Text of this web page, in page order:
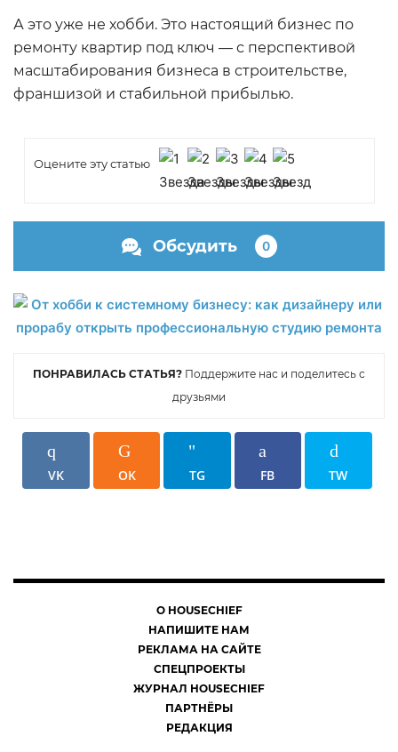
А это уже не хобби. Это настоящий бизнес по
ремонту квартир под ключ — с перспективой
масштабирования бизнеса в строительстве,
франшизой и стабильной прибылью.
Оцените эту статью
Обсудить 0
ПОНРАВИЛАСЬ СТАТЬЯ? Поддержите нас и поделитесь с
друзьями
VK OK TG FB TW
О HOUSECHIEF
НАПИШИТЕ НАМ
РЕКЛАМА НА САЙТЕ
СПЕЦПРОЕКТЫ
ЖУРНАЛ HOUSECHIEF
ПАРТНЁРЫ
РЕДАКЦИЯ